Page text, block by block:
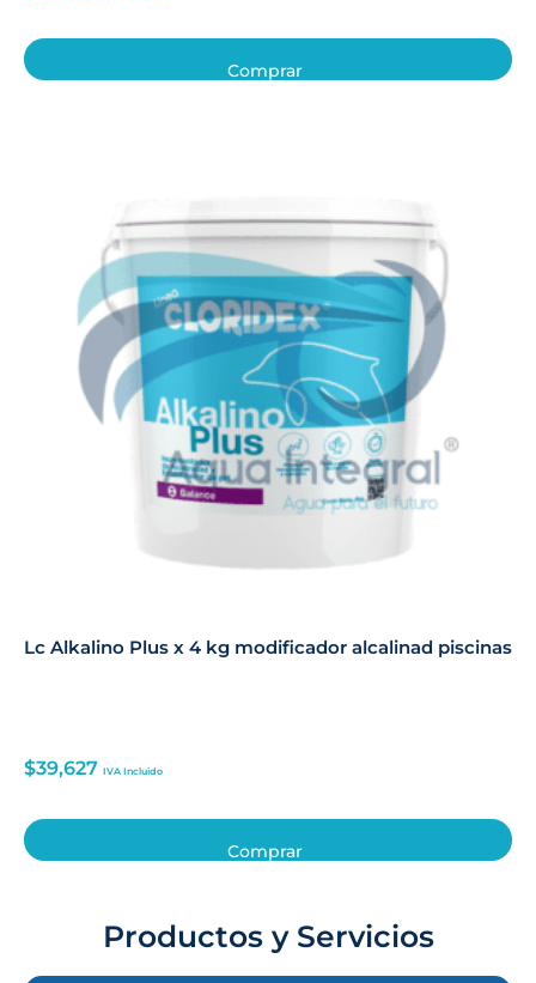
Comprar
Lc Alkalino Plus x 4 kg modificador alcalinad piscinas
$39,627 IVA Incluido
Comprar
Productos y Servicios